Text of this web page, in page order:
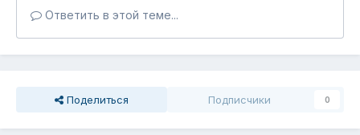
Ответить в этой теме...
Поделиться Подписчики 0